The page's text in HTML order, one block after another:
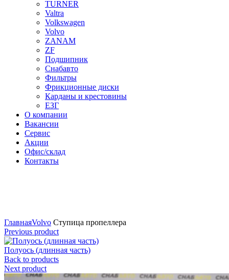
TURNER
Valtra
Volkswagen
Volvo
ZANAM
ZF
Подшипник
Снабавто
Фильтры
Фрикционные диски
Карданы и крестовины
ЕЗГ
О компании
Вакансии
Сервис
Акции
Офис/склад
Контакты
ГлавнаяVolvo Ступица пропеллера
Previous product
Полуось (длинная часть)
Back to products
Next product